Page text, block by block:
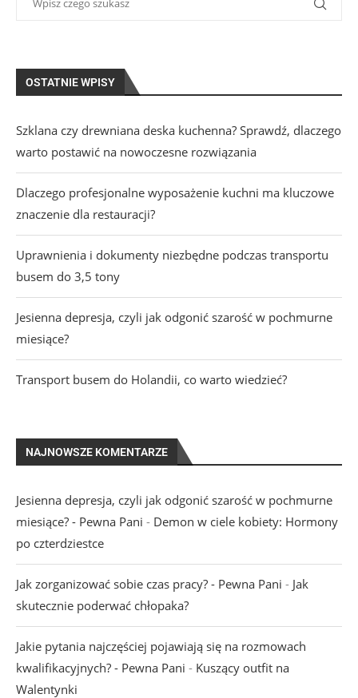
OSTATNIE WPISY
Szklana czy drewniana deska kuchenna? Sprawdź, dlaczego
warto postawić na nowoczesne rozwiązania
Dlaczego profesjonalne wyposażenie kuchni ma kluczowe
znaczenie dla restauracji?
Uprawnienia i dokumenty niezbędne podczas transportu
busem do 3,5 tony
Jesienna depresja, czyli jak odgonić szarość w pochmurne
miesiące?
Transport busem do Holandii, co warto wiedzieć?
NAJNOWSZE KOMENTARZE
Jesienna depresja, czyli jak odgonić szarość w pochmurne
miesiące? - Pewna Pani - Demon w ciele kobiety: Hormony
po czterdziestce
Jak zorganizować sobie czas pracy? - Pewna Pani - Jak
skutecznie poderwać chłopaka?
Jakie pytania najczęściej pojawiają się na rozmowach
kwalifikacyjnych? - Pewna Pani - Kuszący outfit na
Walentynki